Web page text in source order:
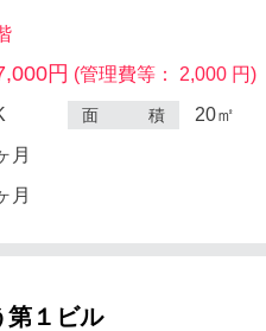
円 (管理費等： 2,000 円)
面 積 20㎡
月
月
第１ビル